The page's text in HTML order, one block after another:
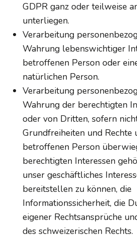
GDPR ganz oder teilweise
unterliegen.
Verarbeitung
Wahrung lebenswichtiger
betroffenen Person oder
natürlichen Person.
Verarbeitung
Wahrung der berechtigten
oder von Dritten, sofern
Grundfreiheiten und Rechte
betroffenen Person
berechtigten Interessen
unser geschäftliches
bereitstellen zu können, die
Informationssicherheit, die
eigener Rechtsansprüche
des schweizerischen Rechts.